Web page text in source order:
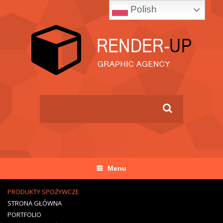
Menu
PRODUKTY SPOŻYWCZE
STRONA GŁÓWNA
PORTFOLIO
Polish